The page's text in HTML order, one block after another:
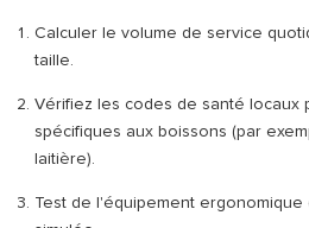
Calculer le volume de service
taille.
Vérifiez les codes de santé locaux
spécifiques aux boissons (par
laitière).
Test de l'équipement ergonomique